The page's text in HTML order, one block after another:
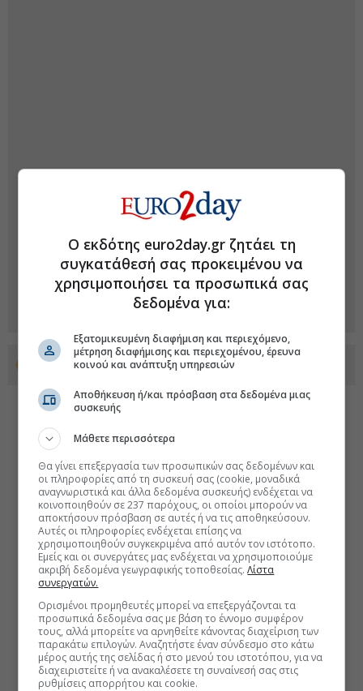
Προσθέστε το euro2day.gr στο Discover
Ο εκδότης euro2day.gr ζητάει τη
συγκατάθεσή σας προκειμένου να
χρησιμοποιήσει τα προσωπικά σας
δεδομένα για:
Εξατομικευμένη διαφήμιση και περιεχόμενο,
μέτρηση διαφήμισης και περιεχομένου, έρευνα
κοινού και ανάπτυξη υπηρεσιών
Αποθήκευση ή/και πρόσβαση στα δεδομένα μιας
συσκευής
Μάθετε περισσότερα
Θα γίνει επεξεργασία των προσωπικών σας δεδομένων και
οι πληροφορίες από τη συσκευή σας (cookie, μοναδικά
αναγνωριστικά και άλλα δεδομένα συσκευής) ενδέχεται να
κοινοποιηθούν σε 237 παρόχους, οι οποίοι μπορούν να
αποκτήσουν πρόσβαση σε αυτές ή να τις αποθηκεύσουν.
Αυτές οι πληροφορίες ενδέχεται επίσης να
χρησιμοποιηθούν συγκεκριμένα από αυτόν τον ιστότοπο.
Εμείς και οι συνεργάτες μας ενδέχεται να χρησιμοποιούμε
ακριβή δεδομένα γεωγραφικής τοποθεσίας.Λίστα
συνεργατών.
Ορισμένοι προμηθευτές μπορεί να επεξεργάζονται τα
προσωπικά δεδομένα σας με βάση το έννομο συμφέρον
τους, αλλά μπορείτε να αρνηθείτε κάνοντας διαχείριση των
παρακάτω επιλογών. Αναζητήστε έναν σύνδεσμο στο κάτω
μέρος αυτής της σελίδας ή στο μενού του ιστοτόπου, για να
διαχειριστείτε ή να ανακαλέσετε τη συναίνεσή σας στις
ρυθμίσεις απορρήτου και cookie.